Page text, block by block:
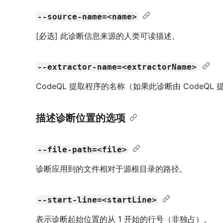
--source-name=<name>
[必选] 此诊断信息来源的人类可读描述。
--extractor-name=<extractorName>
CodeQL 提取程序的名称（如果此诊断由 CodeQL 提
描述诊断位置的选项
--file-path=<file>
诊断应用到的文件相对于源根目录的路径。
--start-line=<startLine>
表示诊断起始位置的从 1 开始的行号（非独占）。